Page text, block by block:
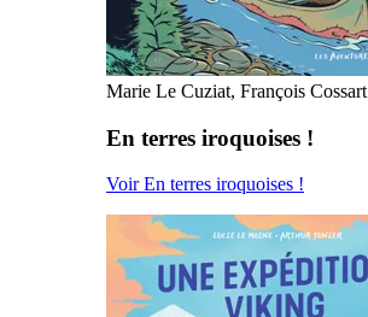
Marie Le Cuziat, François Cossart
En terres iroquoises !
Voir En terres iroquoises !